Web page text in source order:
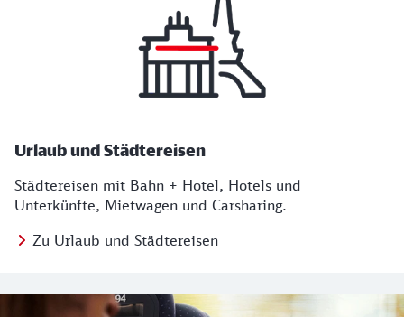
Urlaub und Städtereisen
Städtereisen mit Bahn + Hotel, Hotels und
Unterkünfte, Mietwagen und Carsharing.
Zu Urlaub und Städtereisen
Regionales Angebot